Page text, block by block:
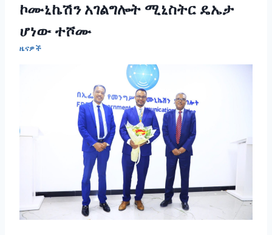
ኮሙኒኬሽን አገልግሎት ሚኒስትር ዴኤታ
ሆነው ተሾሙ
ዜናዎች